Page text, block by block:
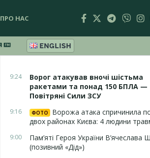
ПРО НАС
ENGLISH
9:24
Ворог атакував вночі шістьма
ракетами та понад 150 БПЛА —
Повітряні Сили ЗСУ
9:16 ФОТО
Ворожа атака спричинила
двох районах Києва: 4 людини
9:00
Пам’яті Героя України В’ячеслава
(позивний «Дід»)